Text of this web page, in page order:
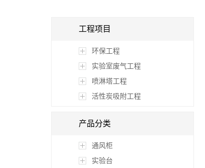
工程项目
环保工程
实验室废气工程
喷淋塔工程
活性炭吸附工程
产品分类
通风柜
实验台